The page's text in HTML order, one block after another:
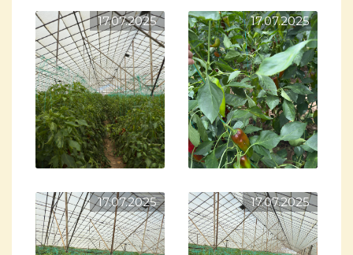
17.07.2025 17.07.2025
17.07.2025 17.07.2025